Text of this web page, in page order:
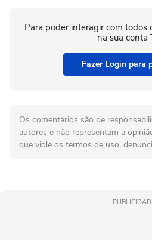
Para poder interagir com todos
na sua conta
Fazer Login para
Os comentários são de
autores e não representam a
que viole os termos de uso,